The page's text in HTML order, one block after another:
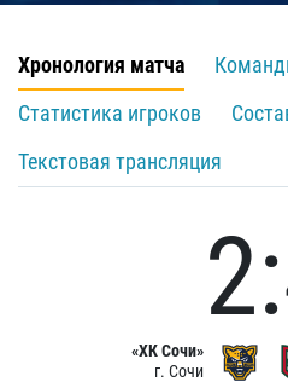
Хронология матча
Статистика игроков
Текстовая трансляция
«ХК Сочи»
г. Сочи